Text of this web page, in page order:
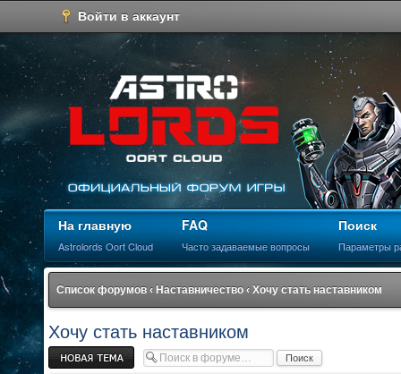
Войти в аккаунт
На главную
Astrolords Oort Cloud
FAQ
Часто задаваемые вопросы
Поиск
Параметры
Список форумов ‹ Наставничество ‹ Хочу стать наставником
Хочу стать наставником
Новая тема